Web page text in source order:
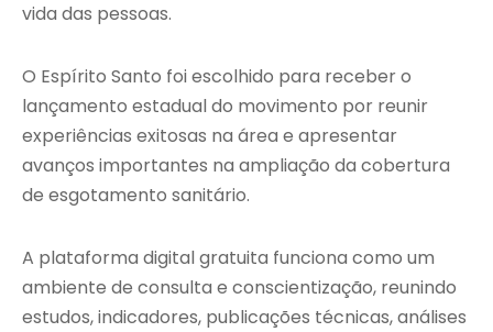
vida das pessoas.
O Espírito Santo foi escolhido para receber o
lançamento estadual do movimento por reunir
experiências exitosas na área e apresentar
avanços importantes na ampliação da cobertura
de esgotamento sanitário.
A plataforma digital gratuita funciona como um
ambiente de consulta e conscientização, reunindo
estudos, indicadores, publicações técnicas, análises